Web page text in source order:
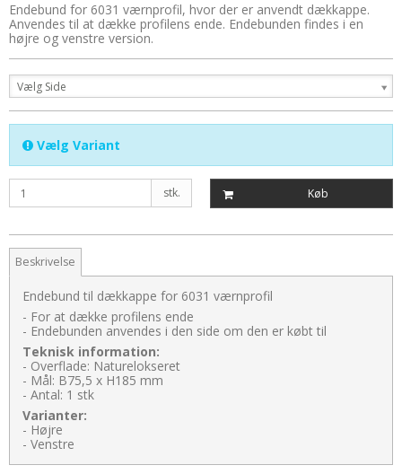
Endebund for 6031 værnprofil, hvor der er anvendt dækkappe.
Anvendes til at dække profilens ende. Endebunden findes i en
højre og venstre version.
Vælg Side
Vælg Variant
stk. Køb
Beskrivelse
Endebund til dækkappe for 6031 værnprofil
- For at dække profilens ende
- Endebunden anvendes i den side om den er købt til
Teknisk information:
- Overflade: Naturelokseret
- Mål: B75,5 x H185 mm
- Antal: 1 stk
Varianter:
- Højre
- Venstre